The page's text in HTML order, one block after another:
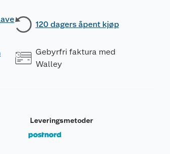
120 dagers åpent kjøp
Gebyrfri faktura med
Walley
Leveringsmetoder